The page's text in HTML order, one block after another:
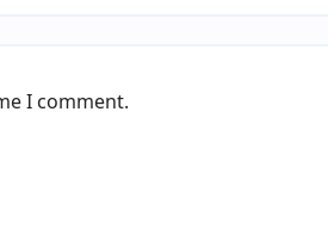
I comment.